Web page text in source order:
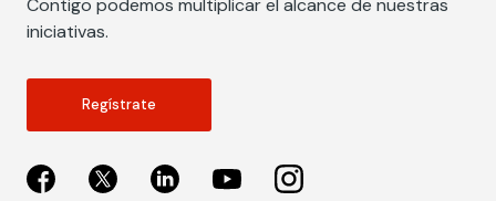
Contigo podemos multiplicar el alcance de nuestras
iniciativas.
Regístrate